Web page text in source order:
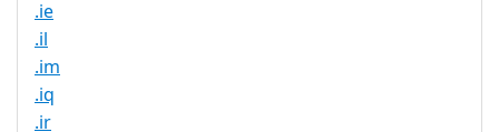
.ie
.il
.im
.iq
.ir